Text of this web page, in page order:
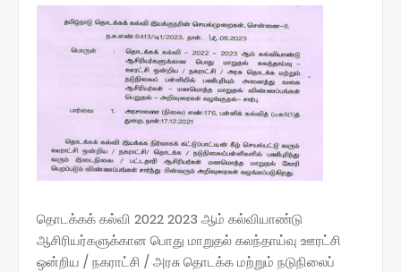
தொடக்கக் கல்வி 2022 2023 ஆம் கல்வியாண்டு
ஆசிரியர்களுக்கான பொது மாறுதல் கலந்தாய்வு ஊரட்சி
ஒன்றிய / நகராட்சி / அரசு தொடக்க மற்றும் நடுநிலைப்